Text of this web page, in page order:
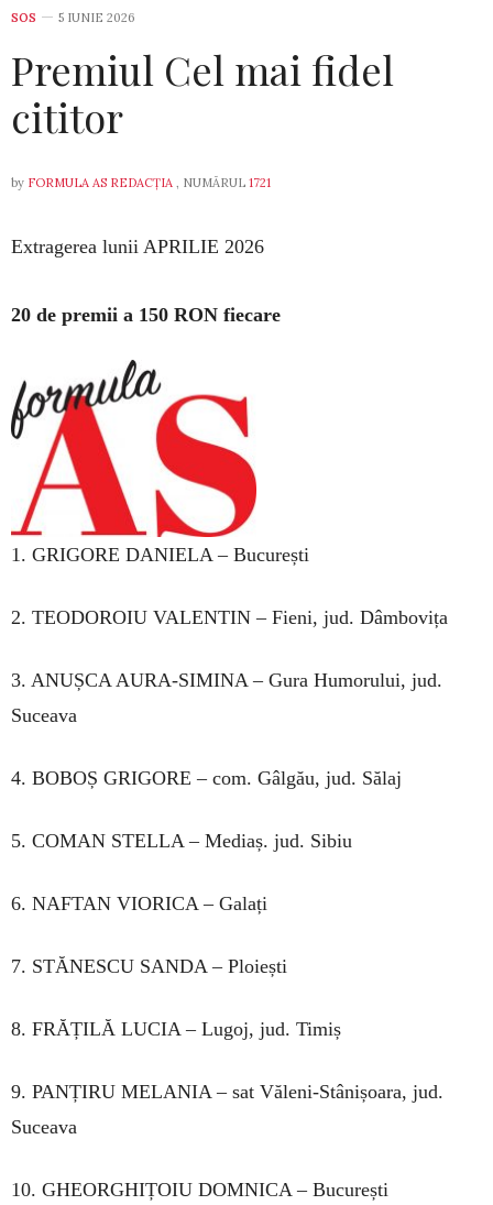
SOS 5 IUNIE 2026
Premiul Cel mai fidel
cititor
by FORMULA AS REDACȚIA , NUMĂRUL 1721
Extragerea lunii APRILIE 2026
20 de premii a 150 RON fiecare
1. GRIGORE DANIELA – București
2. TEODOROIU VALENTIN – Fieni, jud. Dâmbovița
3. ANUȘCA AURA-SIMINA – Gura Humorului, jud.
Suceava
4. BOBOȘ GRIGORE – com. Gâlgău, jud. Sălaj
5. COMAN STELLA – Mediaș. jud. Sibiu
6. NAFTAN VIORICA – Galați
7. STĂNESCU SANDA – Ploiești
8. FRĂȚILĂ LUCIA – Lugoj, jud. Timiș
9. PANȚIRU MELANIA – sat Văleni-Stânișoara, jud.
Suceava
10. GHEORGHIȚOIU DOMNICA – București